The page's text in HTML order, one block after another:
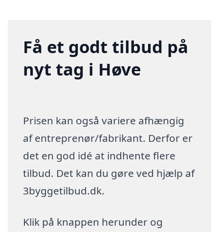
Få et godt tilbud på
nyt tag i Høve
Prisen kan også variere afhængig
af entreprenør/fabrikant. Derfor er
det en god idé at indhente flere
tilbud. Det kan du gøre ved hjælp af
3byggetilbud.dk.
Klik på knappen herunder og